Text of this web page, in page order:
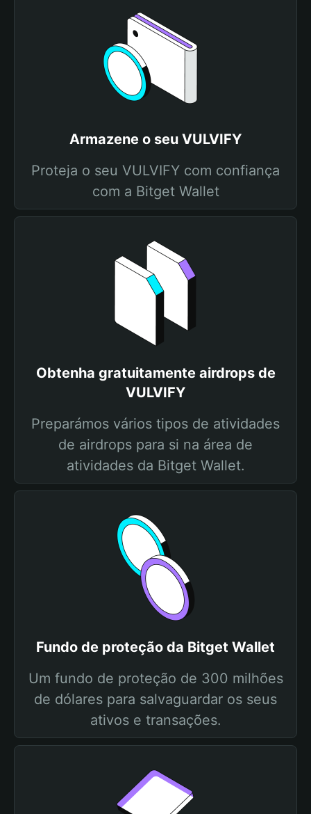
Armazene o seu VULVIFY
Proteja o seu VULVIFY com confiança
com a Bitget Wallet
Obtenha gratuitamente airdrops de
VULVIFY
Preparámos vários tipos de atividades
de airdrops para si na área de
atividades da Bitget Wallet.
Fundo de proteção da Bitget Wallet
Um fundo de proteção de 300 milhões
de dólares para salvaguardar os seus
ativos e transações.